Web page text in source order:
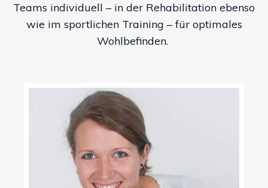
Teams individuell – in der Rehabilitation ebenso
wie im sportlichen Training – für optimales
Wohlbefinden.